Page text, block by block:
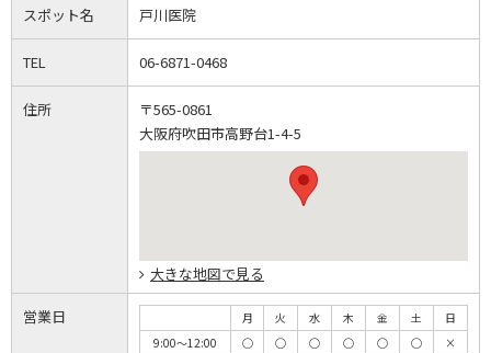
スポット名 戸川医院
TEL 06-6871-0468
住所
〒565-0861
大阪府吹田市高野台1-4-5
大きな地図で見る
営業日 月 火 水 木 金 土
日
9:00～12:00
◯ ◯ ◯ ◯ ◯ ◯
×